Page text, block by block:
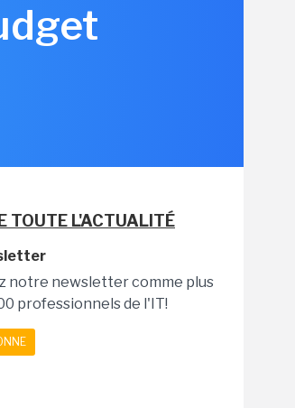
TOUTE L'ACTUALITÉ
notre newsletter comme plus
professionnels de l'IT!